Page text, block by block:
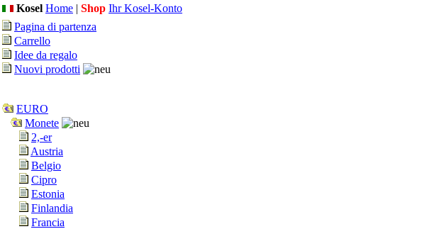
Kosel Home | Shop Ihr Kosel-Konto
Pagina di partenza
Carrello
Idee da regalo
Nuovi prodotti
EURO
Monete
2,-er
Austria
Belgio
Cipro
Estonia
Finlandia
Francia